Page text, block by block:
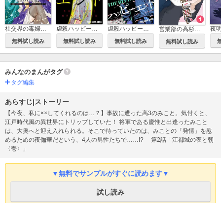
無料試し読み 無料試し読み 無料試し読み
営業部の高杉さんは心臓に悪い
無料試し読み
みんなのまんがタグ
タグ編集
あらすじ|ストーリー
【今夜、私に××してくれるのは…？】事故に遭った高3のみこと。気付くと、
江戸時代風の異世界にトリップしていた！ 将軍である慶惟と出逢ったみこと
は、大奥へと迎え入れられる。そこで待っていたのは、みことの「発情」を慰
めるための夜伽華だという、4人の男性たちで……!? 第2話「江都城の夜と朝
〈壱〉」
▼無料でサンプルがすぐに読めます▼
試し読み